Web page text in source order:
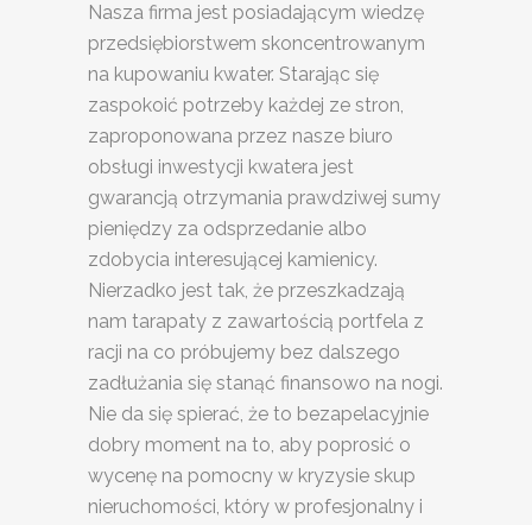
Nasza firma jest posiadającym wiedzę
przedsiębiorstwem skoncentrowanym
na kupowaniu kwater. Starając się
zaspokoić potrzeby każdej ze stron,
zaproponowana przez nasze biuro
obsługi inwestycji kwatera jest
gwarancją otrzymania prawdziwej sumy
pieniędzy za odsprzedanie albo
zdobycia interesującej kamienicy.
Nierzadko jest tak, że przeszkadzają
nam tarapaty z zawartością portfela z
racji na co próbujemy bez dalszego
zadłużania się stanąć finansowo na nogi.
Nie da się spierać, że to bezapelacyjnie
dobry moment na to, aby poprosić o
wycenę na pomocny w kryzysie skup
nieruchomości, który w profesjonalny i